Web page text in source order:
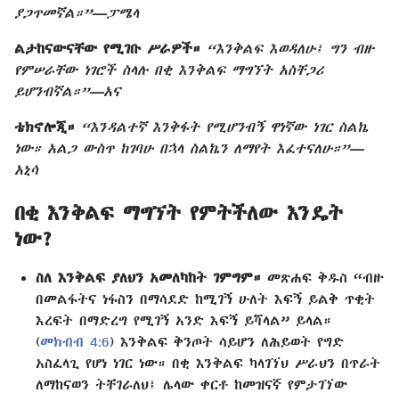
ያጋጥመኛል።”—ፓሜላ
ልታከናውናቸው የሚገቡ ሥራዎች።
“እንቅልፍ እወዳለሁ፤ ግን ብዙ
የምሠራቸው ነገሮች ስላሉ በቂ እንቅልፍ ማግኘት አስቸጋሪ
ይሆንብኛል።”—አና
ቴክኖሎጂ።
“እንዳልተኛ እንቅፋት የሚሆንብኝ ዋነኛው ነገር ስልኬ
ነው። አልጋ ውስጥ ከገባሁ በኋላ ስልኬን ለማየት እፈተናለሁ።”—
አኒሳ
በቂ እንቅልፍ ማግኘት የምትችለው እንዴት
ነው?
ስለ እንቅልፍ ያለህን አመለካከት ገምግም። መጽሐፍ ቅዱስ “ብዙ
በመልፋትና ነፋስን በማሳደድ ከሚገኝ ሁለት እፍኝ ይልቅ ጥቂት
እረፍት በማድረግ የሚገኝ አንድ እፍኝ ይሻላል” ይላል።
(መክብብ 4:6) እንቅልፍ ቅንጦት ሳይሆን ለሕይወት የግድ
አስፈላጊ የሆነ ነገር ነው። በቂ እንቅልፍ ካላገኘህ ሥራህን በጥራት
ለማከናወን ትቸገራለህ፤ ሌላው ቀርቶ ከመዝናኛ የምታገኘው